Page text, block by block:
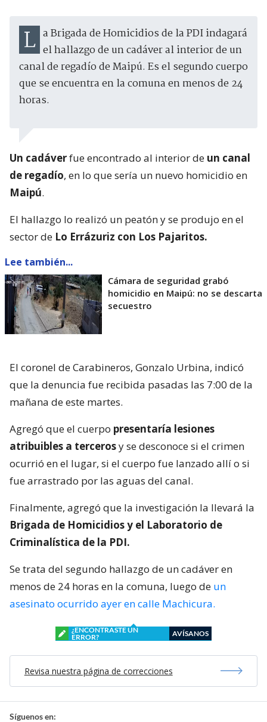
La Brigada de Homicidios de la PDI indagará el hallazgo de un cadáver al interior de un
canal de regadío de Maipú. Es el segundo cuerpo
que se encuentra en la comuna en menos de 24
horas.
Un cadáverfue encontrado al interior de un canal
de regadío, en lo que sería un nuevo homicidio en
Maipú.
El hallazgo lo realizó un peatón y se produjo en el
sector de Lo Errázuriz con Los Pajaritos.
Lee también...
Cámara de seguridad grabó
homicidio en Maipú: no se descarta
secuestro
El coronel de Carabineros, Gonzalo Urbina, indicó
que la denuncia fue recibida pasadas las 7:00 de la
mañana de este martes.
Agregó que el cuerpo presentaría lesiones
atribuibles a tercerosy se desconoce si el crimen
ocurrió en el lugar, si el cuerpo fue lanzado allí o si
fue arrastrado por las aguas del canal.
Finalmente, agregó que la investigación la llevará la
Brigada de Homicidios y el Laboratorio de
Criminalística de la PDI.
Se trata del segundo hallazgo de un cadáver en
menos de 24 horas en la comuna, luego de un
asesinato ocurrido ayer en calle Machicura.
¿ENCONTRASTE UN
ERROR?
AVÍSANOS
Revisa nuestra página de correcciones
Síguenos en: